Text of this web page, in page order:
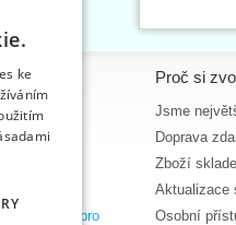
VTC, a.s. pro
Proč si
Jsme
Doprava
Zboží
Aktualizace
Osobní
ENGLISH
GERMAN
ke